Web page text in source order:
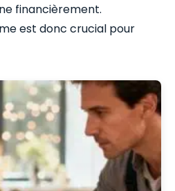
financièrement.
est donc crucial pour